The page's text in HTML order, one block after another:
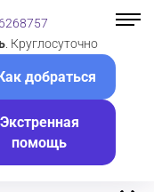
. Круглосуточно
добраться
Экстренная
помощь